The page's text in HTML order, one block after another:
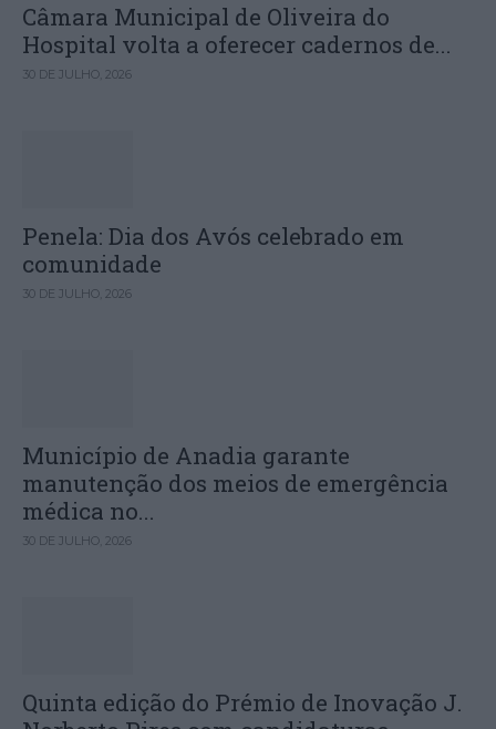
Câmara Municipal de Oliveira do
Hospital volta a oferecer cadernos de...
30 DE JULHO, 2026
Penela: Dia dos Avós celebrado em
comunidade
30 DE JULHO, 2026
Município de Anadia garante
manutenção dos meios de emergência
médica no...
30 DE JULHO, 2026
Quinta edição do Prémio de Inovação J.